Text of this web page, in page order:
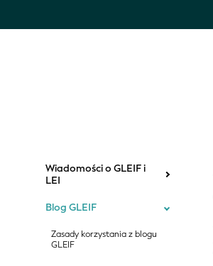
Wiadomości o GLEIF i
LEI
Blog GLEIF
Zasady korzystania z blogu
GLEIF